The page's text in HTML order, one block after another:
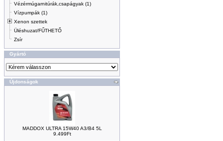
Vézérmúgarnitúrák,csapágyak (1)
Vízpumpák (1)
Xenon szettek
Üléshuzat/FŰTHETŐ
Zsír
Gyártó
Újdonságok
MADDOX ULTRA 15W40 A3/B4 5L
9.499Ft